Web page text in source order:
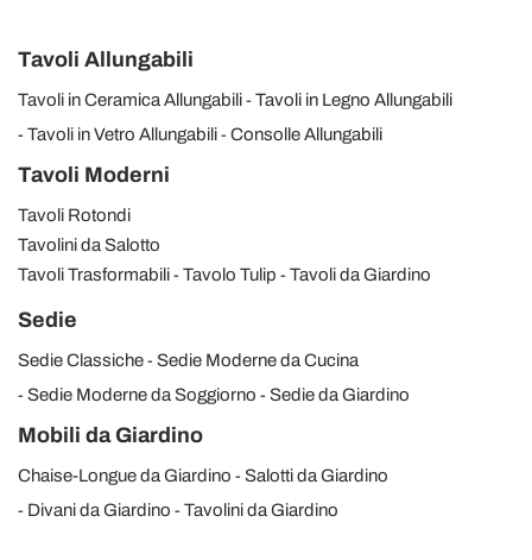
Tavoli Allungabili
Tavoli in Ceramica Allungabili
Tavoli in Legno Allungabili
Tavoli in Vetro Allungabili
Consolle Allungabili
Tavoli Moderni
Tavoli Rotondi
Tavolini da Salotto
Tavoli Trasformabili
Tavolo Tulip Tavoli da Giardino
Sedie
Sedie Classiche
Sedie Moderne da Cucina
Sedie Moderne da Soggiorno
Sedie da Giardino
Mobili da Giardino
Chaise-Longue da Giardino
Salotti da Giardino
Divani da Giardino
Tavolini da Giardino